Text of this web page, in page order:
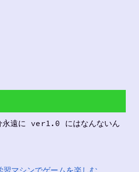
遠に ver1.0 にはなんないん